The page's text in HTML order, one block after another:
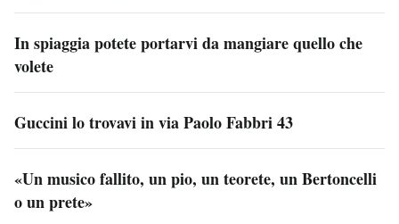
In spiaggia potete portarvi da mangiare quello che
volete
Guccini lo trovavi in via Paolo Fabbri 43
«Un musico fallito, un pio, un teorete, un Bertoncelli
o un prete»